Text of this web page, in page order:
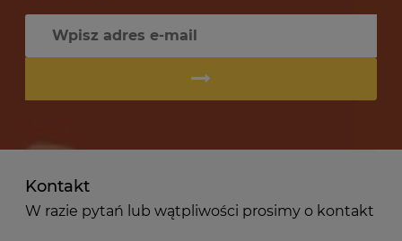
Kontakt
W razie pytań lub wątpliwości prosimy o kontakt